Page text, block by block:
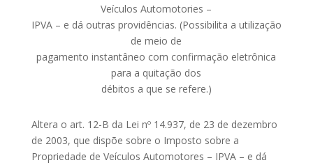
Veículos Automotories –
IPVA – e dá outras providências. (Possibilita a utilização
de meio de
pagamento instantâneo com confirmação eletrônica
para a quitação dos
débitos a que se refere.)
Altera o art. 12-B da Lei nº 14.937, de 23 de dezembro
de 2003, que dispõe sobre o Imposto sobre a
Propriedade de Veículos Automotores – IPVA – e dá